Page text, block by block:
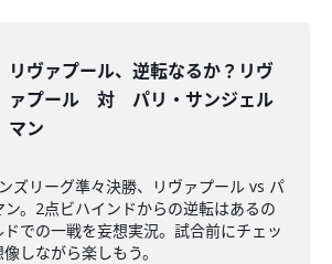
リヴァプール、逆転なるか？リヴ
ァプール 対 パリ・サンジェル
マン
ズリーグ準々決勝、リヴァプール vs パ
ン。2点ビハインドからの逆転はあるの
での一戦を妄想実況。試合前にチェッ
しながら楽しもう。